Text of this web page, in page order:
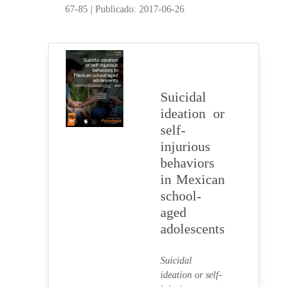
67-85
|Publicado: 2017-06-26
Suicidal
ideation or
self-
injurious
behaviors
in Mexican
school-
aged
adolescents
Suicidal
ideation or self-